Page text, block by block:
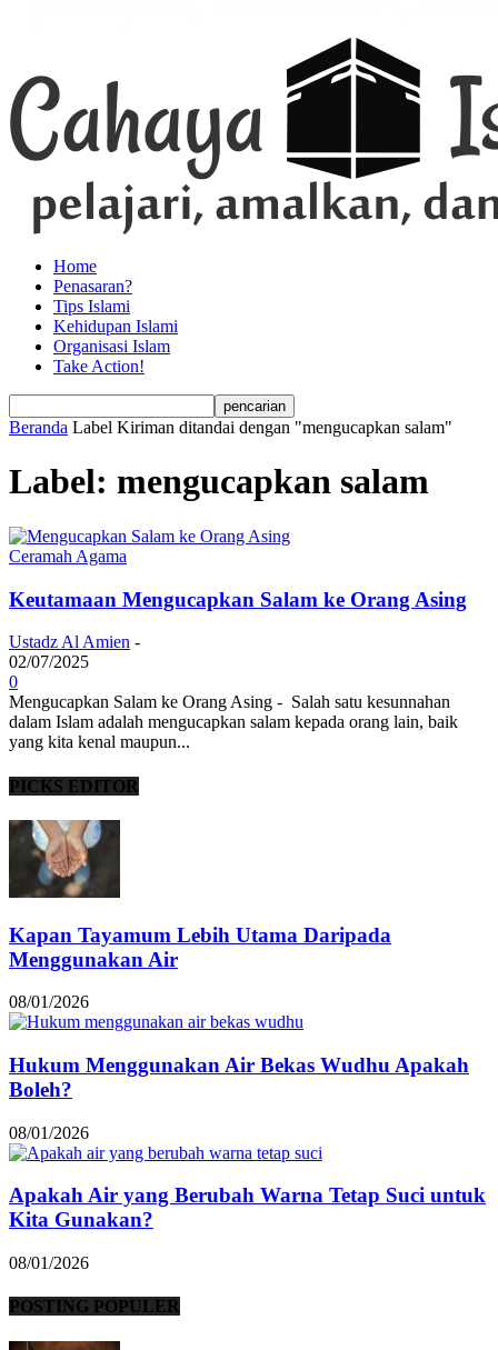
Home
Penasaran?
Tips Islami
Kehidupan Islami
Organisasi Islam
Take Action!
Beranda Label Kiriman ditandai dengan "mengucapkan salam"
Label: mengucapkan salam
Ceramah Agama
Keutamaan Mengucapkan Salam ke Orang Asing
Ustadz Al Amien -
02/07/2025
0
Mengucapkan Salam ke Orang Asing - Salah satu kesunnahan
dalam Islam adalah mengucapkan salam kepada orang lain, baik
yang kita kenal maupun...
PICKS EDITOR
Kapan Tayamum Lebih Utama Daripada
Menggunakan Air
08/01/2026
Hukum Menggunakan Air Bekas Wudhu Apakah
Boleh?
08/01/2026
Apakah Air yang Berubah Warna Tetap Suci untuk
Kita Gunakan?
08/01/2026
POSTING POPULER